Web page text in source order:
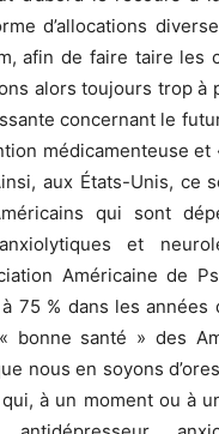
d’allocations
afin de faire taire les
alors toujours trop à
concernant le
médicamenteuse et
aux États-Unis, ce
qui sont
et
Américaine de
75 % dans les années
bonne santé » des
nous en soyons
à un moment ou à